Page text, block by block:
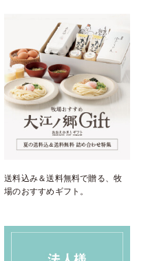
送料込み＆送料無料で贈る、牧
場のおすすめギフト。